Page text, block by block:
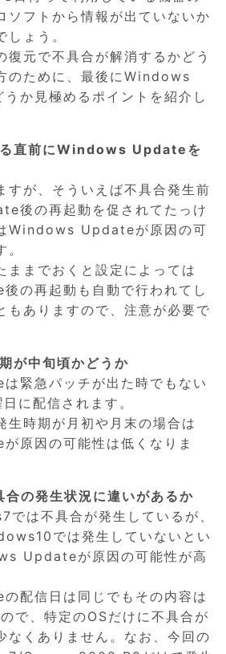
ソフトから情報が出ていないか
ょう。
復元で不具合が解消するかどう
のために、最後にWindows
か見極めるポイントを紹介し
直前にWindows Updateを
すが、そういえば不具合発生前
後の再起動を促されてたっけ
Windows Updateが原因の可
ままでおくと設定によっては
の再起動も自動で行われてし
もありますので、注意が必要で
が中旬頃かどうか
緊急パッチが出た時でもない
に配信されます。
生時期が月初や月末の場合は
原因の可能性は低くなりま
の発生状況に違いがあるか
は不具合が発生しているが、
では発生していないとい
Updateが原因の可能性が高
配信日は同じでもその内容は
で、特定のOSだけに不具合が
なくありません。なお、今回の